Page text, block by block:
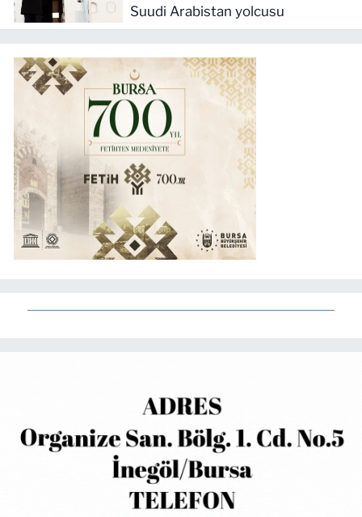
Suudi Arabistan yolcusu